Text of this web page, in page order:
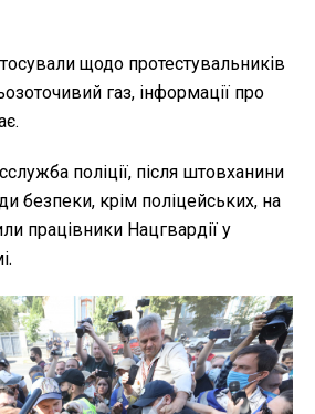
щодо протестувальників
газ, інформації про
поліції, після штовханини
безпеки, крім поліцейських, на
працівники Нацгвардії у